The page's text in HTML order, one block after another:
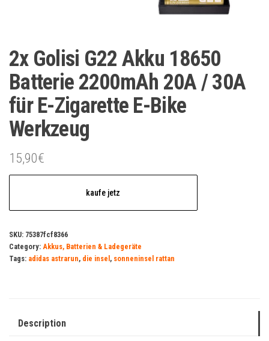
2x Golisi G22 Akku 18650
Batterie 2200mAh 20A / 30A
für E-Zigarette E-Bike
Werkzeug
15,90€
kaufe jetz
SKU: 75387fcf8366
Category: Akkus, Batterien & Ladegeräte
Tags: adidas astrarun, die insel, sonneninsel rattan
Description